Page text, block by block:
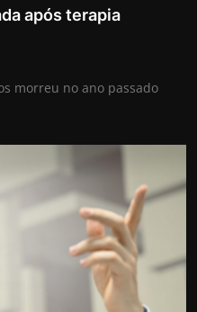
após terapia
morreu no ano passado